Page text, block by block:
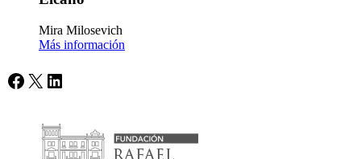
Mira Milosevich
Más información
Facebook
X LinkedIn